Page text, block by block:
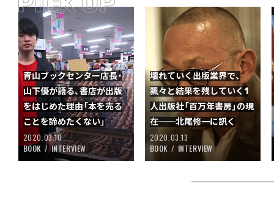
青山ブックセンター店長・
山下優が語る、書店が出版
をはじめた理由「本を売る
ことを諦めたくない」
2020.03.10
BOOK
INTERVIEW
壊れていく出版業界で、
飄々と結果を残していく1
人出版社「百万年書房」の現
在──北尾修一に訊く
2020.03.13
BOOK
INTERVIEW